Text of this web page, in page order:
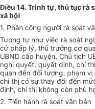
Điều 14. Trình tự, thủ tục rà
xã hội
1. Phân công người rà soát
Tương tự như việc rà soát
cứ pháp lý, thủ trưởng cơ
UBND cấp huyện, Chủ tịch
nghị quyết, quyết định, chỉ
quan đến đối tượng, phạm
chỉ thị có sự thay đổi đến
định, chỉ thị không còn phù
2. Tiến hành rà soát văn bản